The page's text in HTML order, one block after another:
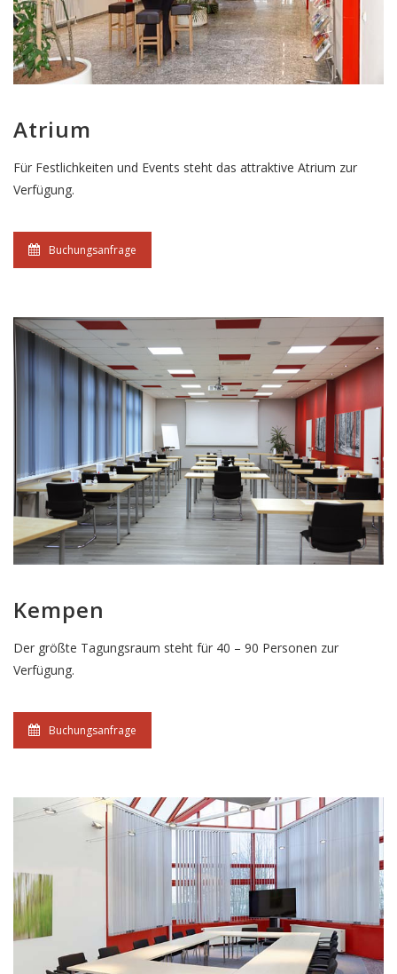
Atrium
Für Festlichkeiten und Events steht das attraktive Atrium zur
Verfügung.
Buchungsanfrage
Kempen
Der größte Tagungsraum steht für 40 – 90 Personen zur
Verfügung.
Buchungsanfrage